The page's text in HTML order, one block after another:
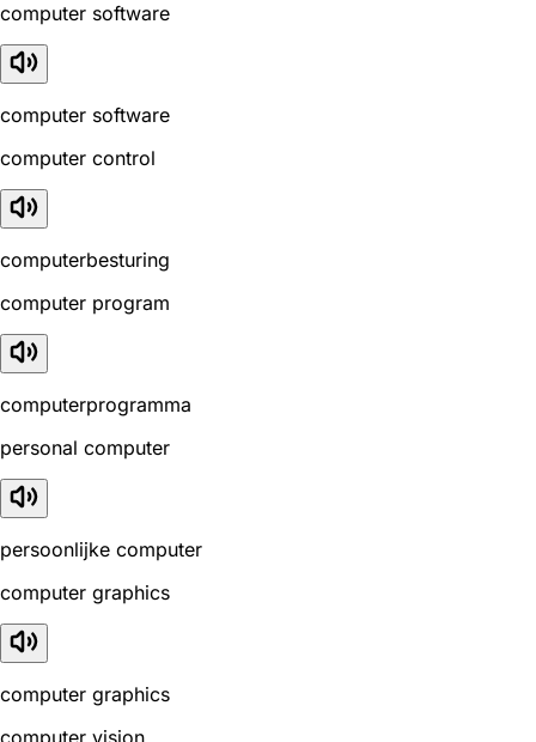
computer software
computer software
computer control
computerbesturing
computer program
computerprogramma
personal computer
persoonlijke computer
computer graphics
computer graphics